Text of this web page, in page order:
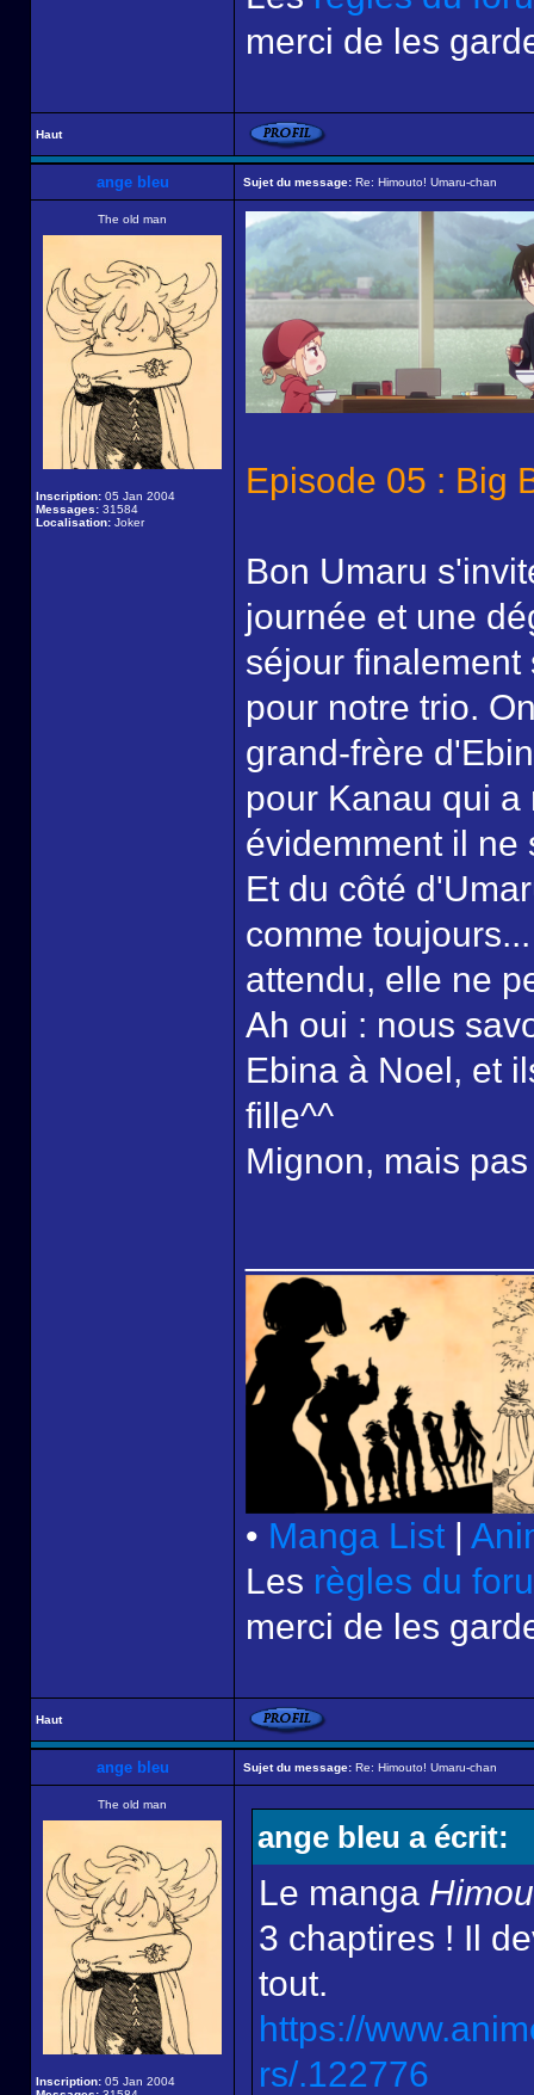
merci de les
Haut
ange bleu Sujet du message: Re: Himouto! Umaru-chan
The old man
Inscription: 05 Jan 2004
Messages: 31584
Localisation: Joker
Episode 05 : Big
Bon Umaru
journée et une
séjour
pour notre trio.
grand-frère
pour Kanau qui a
évidemment il ne
Et du côté
comme
attendu, elle ne
Ah oui : nous
Ebina à Noel, et
fille^^
Mignon, mais
• Manga List |
Les règles du
merci de les
Haut
ange bleu Sujet du message: Re: Himouto! Umaru-chan
The old man
Inscription: 05 Jan 2004
ange bleu a écrit:
Le manga
3 chaptires ! Il
tout.
https://
rs/.122776